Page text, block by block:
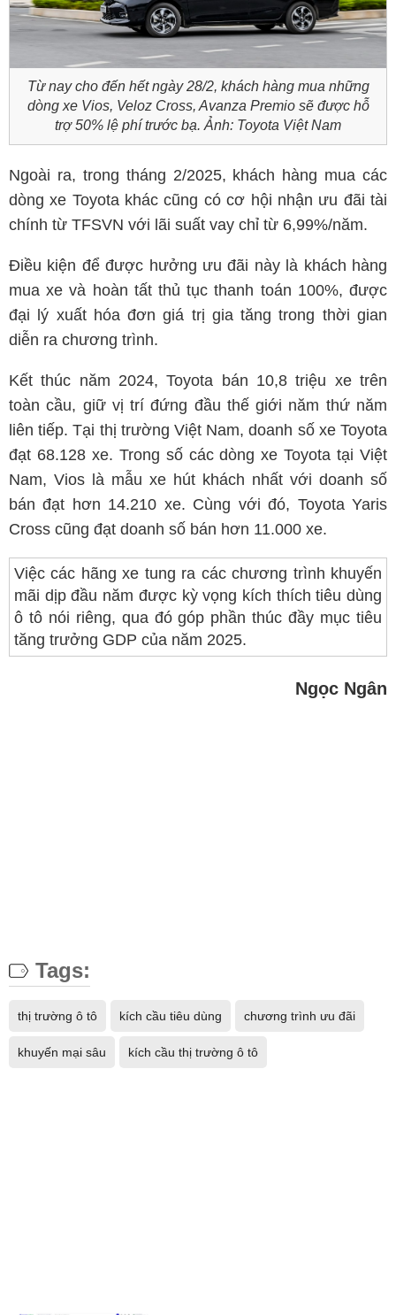
Từ nay cho đến hết ngày 28/2, khách hàng mua những
dòng xe Vios, Veloz Cross, Avanza Premio sẽ được hỗ
trợ 50% lệ phí trước bạ. Ảnh: Toyota Việt Nam
Ngoài ra, trong tháng 2/2025, khách hàng mua các
dòng xe Toyota khác cũng có cơ hội nhận ưu đãi tài
chính từ TFSVN với lãi suất vay chỉ từ 6,99%/năm.
Điều kiện để được hưởng ưu đãi này là khách hàng
mua xe và hoàn tất thủ tục thanh toán 100%, được
đại lý xuất hóa đơn giá trị gia tăng trong thời gian
diễn ra chương trình.
Kết thúc năm 2024, Toyota bán 10,8 triệu xe trên
toàn cầu, giữ vị trí đứng đầu thế giới năm thứ năm
liên tiếp. Tại thị trường Việt Nam, doanh số xe Toyota
đạt 68.128 xe. Trong số các dòng xe Toyota tại Việt
Nam, Vios là mẫu xe hút khách nhất với doanh số
bán đạt hơn 14.210 xe. Cùng với đó, Toyota Yaris
Cross cũng đạt doanh số bán hơn 11.000 xe.
Việc các hãng xe tung ra các chương trình khuyến
mãi dịp đầu năm được kỳ vọng kích thích tiêu dùng
ô tô nói riêng, qua đó góp phần thúc đầy mục tiêu
tăng trưởng GDP của năm 2025.
Ngọc Ngân
Tags:
thị trường ô tô kích cầu tiêu dùng chương trình ưu đãi
khuyến mại sâu kích cầu thị trường ô tô